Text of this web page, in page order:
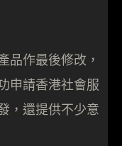
品作最後修改，
申請香港社會服
，還提供不少意